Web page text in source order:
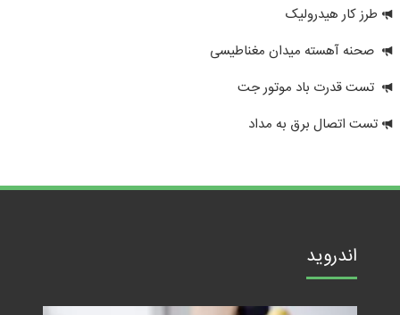
طرز کار هیدرولیک
صحنه آهسته میدان مغناطیسی
تست قدرت باد موتور جت
تست اتصال برق به مداد
اندروید